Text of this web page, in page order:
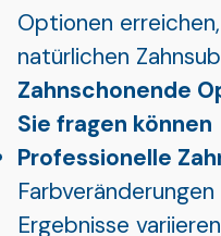
Optionen
natürlichen
Zahnschonende
Sie fragen können
Professionelle
Ergebnisse